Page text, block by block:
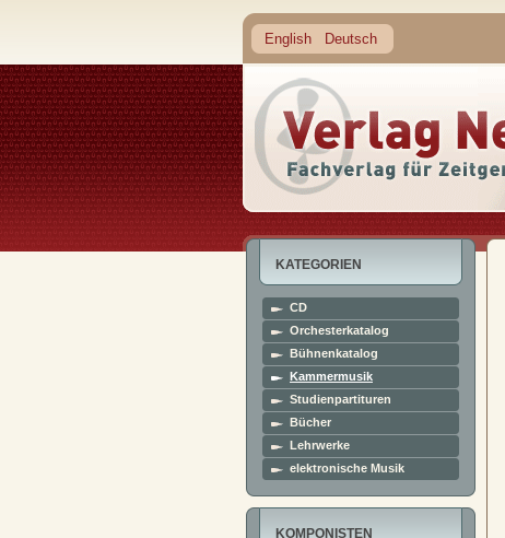
English Deutsch
KATEGORIEN
CD
Orchesterkatalog
Bühnenkatalog
Kammermusik
Studienpartituren
Bücher
Lehrwerke
elektronische Musik
KOMPONISTEN